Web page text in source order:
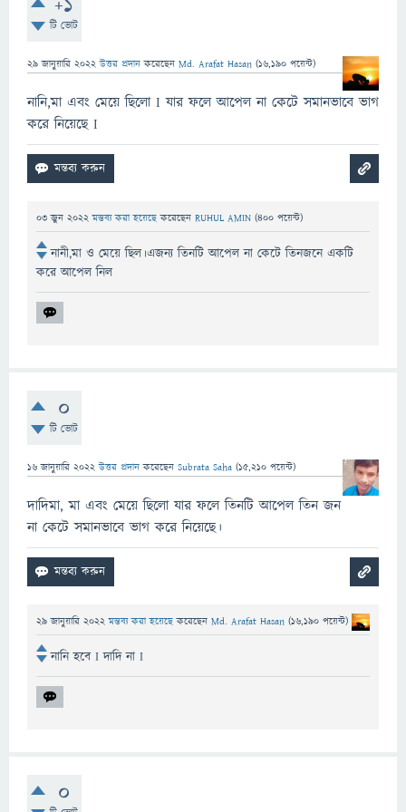
টি ভোট
29 জানুয়ারি 2022 উত্তর প্রদান করেছেন Md. Arafat Hasan (16,190 পয়েন্ট)
নানি,মা এবং মেয়ে ছিলো I যার ফলে আপেল না কেটে সমানভাবে ভাগ
করে নিয়েছে I
03 জুন 2022 মন্তব্য করা হয়েছেকরেছেন RUHUL AMIN (400 পয়েন্ট)
নানী,মা ও মেয়ে ছিল।এজন্য তিনটি আপেল না কেটে তিনজনে একটি
করে আপেল নিল
0
টি ভোট
16 জানুয়ারি 2022 উত্তর প্রদান করেছেন Subrata Saha (15,210 পয়েন্ট)
দাদিমা, মা এবং মেয়ে ছিলো যার ফলে তিনটি আপেল তিন জন
না কেটে সমানভাবে ভাগ করে নিয়েছে।
29 জানুয়ারি 2022 মন্তব্য করা হয়েছেকরেছেন Md. Arafat Hasan (16,190 পয়েন্ট)
নানি হবে I দাদি না I
0